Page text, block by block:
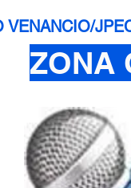
VENANCIO/
ZONA